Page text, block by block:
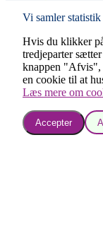
Vi samler
Hvis du klikker
tredjeparter
knappen "Afvis",
en cookie til at
Læs mere om
Accepter